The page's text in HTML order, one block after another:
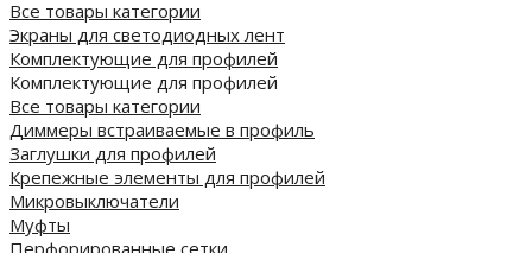
Все товары категории
Экраны для светодиодных лент
Комплектующие для профилей
Комплектующие для профилей
Все товары категории
Диммеры встраиваемые в профиль
Заглушки для профилей
Крепежные элементы для профилей
Микровыключатели
Муфты
Перфорированные сетки